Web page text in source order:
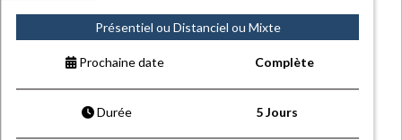
Présentiel ou Distanciel ou Mixte
Prochaine date Complète
Durée 5 Jours